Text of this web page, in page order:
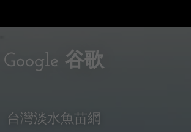
Google 谷歌
台灣淡水魚苗網